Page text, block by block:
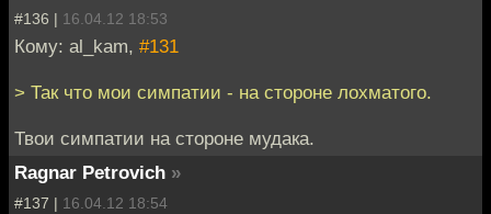
#136 | 16.04.12 18:53
Кому: al_kam, #131
> Так что мои симпатии - на стороне лохматого.
Твои симпатии на стороне мудака.
Ragnar Petrovich »
#137 | 16.04.12 18:54